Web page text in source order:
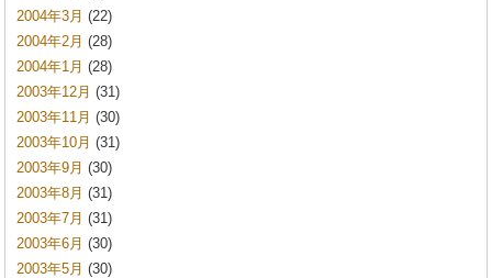
2004年3月 (22)
2004年2月 (28)
2004年1月 (28)
2003年12月 (31)
2003年11月 (30)
2003年10月 (31)
2003年9月 (30)
2003年8月 (31)
2003年7月 (31)
2003年6月 (30)
2003年5月 (30)